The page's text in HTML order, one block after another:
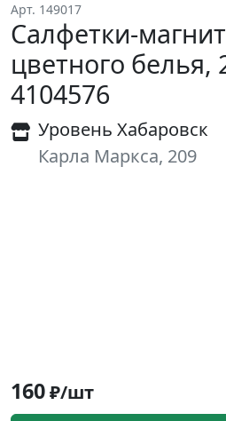
Арт. 149017
Салфетки-
цветного белья,
4104576
Уровень Хабаровск
Карла Маркса, 209
160₽/шт